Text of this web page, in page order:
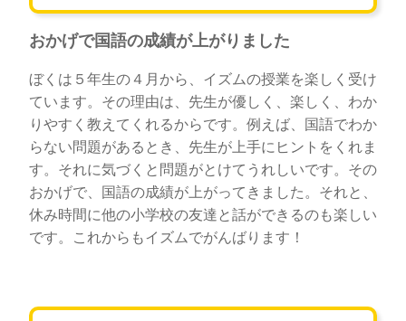
おかげで国語の成績が上がりました
ぼくは５年生の４月から、イズムの授業を楽しく受け
ています。その理由は、先生が優しく、楽しく、わか
りやすく教えてくれるからです。例えば、国語でわか
らない問題があるとき、先生が上手にヒントをくれま
す。それに気づくと問題がとけてうれしいです。その
おかげで、国語の成績が上がってきました。それと、
休み時間に他の小学校の友達と話ができるのも楽しい
です。これからもイズムでがんばります！